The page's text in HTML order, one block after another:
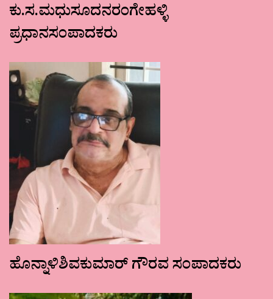
ಕು.ಸ.ಮಧುಸೂದನರಂಗೇಹಳ್ಳಿ
ಪ್ರಧಾನಸಂಪಾದಕರು
ಹೊನ್ನಾಳಿಶಿವಕುಮಾರ್ ಗೌರವ ಸಂಪಾದಕರು